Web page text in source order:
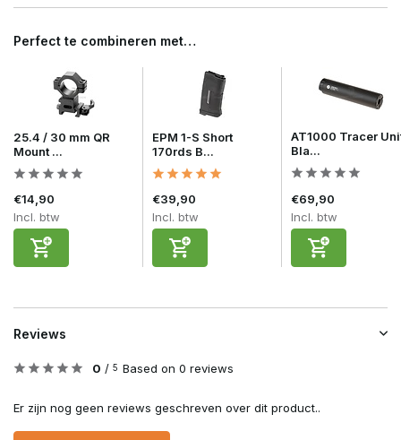
Perfect te combineren met…
25.4 / 30 mm QR
Mount ...
€14,90
Incl. btw
EPM 1-S Short
170rds B...
€39,90
Incl. btw
AT1000 Tracer
Bla...
€69,90
Incl. btw
Reviews
0 / 5 Based on 0 reviews
Er zijn nog geen reviews geschreven over dit product..